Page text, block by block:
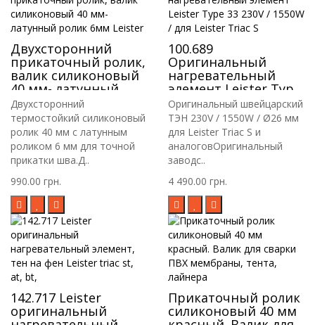
Двухсторонний
прикаточный ролик,
валик силиконовый
40 мм- латунный
ролик 6мм Leister
Двухсторонний
термостойкий силиконовый
ролик 40 мм с латунным
роликом 6 мм для точной
прикатки шва.Д..
990.00 грн.
100.689
Оригинальный
нагревательный
элемент Leister Type
33 230V / 1550W / для
Leister Triac S
Оригинальный швейцарский
ТЭН 230V / 1550W / Ø26 мм
для Leister Triac S и
аналоговОригинальный
заводс..
4 490.00 грн.
142.717 Leister
оригинальный
Прикаточный ролик
силиконовый 40 мм